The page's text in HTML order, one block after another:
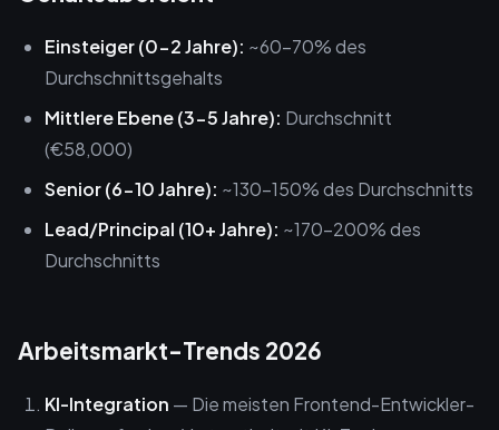
Einsteiger (0-2 Jahre): ~60-70% des
Durchschnittsgehalts
Mittlere Ebene (3-5 Jahre): Durchschnitt
(€58,000)
Senior (6-10 Jahre): ~130-150% des Durchschnitts
Lead/Principal (10+ Jahre): ~170-200% des
Durchschnitts
Arbeitsmarkt-Trends 2026
KI-Integration — Die meisten Frontend-Entwickler-